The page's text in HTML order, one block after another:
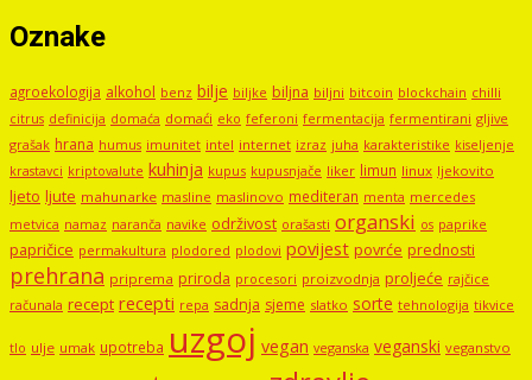
Oznake
agroekologija alkohol benz bilje biljke biljna biljni bitcoin blockchain chilli
citrus definicija domaća domaći eko feferoni fermentacija fermentirani gljive
grašak hrana humus imunitet intel internet izraz juha karakteristike kiseljenje
krastavci kriptovalute kuhinja kupus kupusnjače liker limun linux ljekovito
ljeto ljute mahunarke masline maslinovo mediteran menta mercedes
metvica namaz naranča navike održivost orašasti organski os paprike
papričice permakultura plodored plodovi povijest povrće prednosti
prehrana priprema priroda procesori proizvodnja proljeće rajčice
računala recept recepti repa sadnja sjeme slatko sorte tehnologija tikvice
tlo ulje umak upotreba uzgoj vegan veganska veganski veganstvo